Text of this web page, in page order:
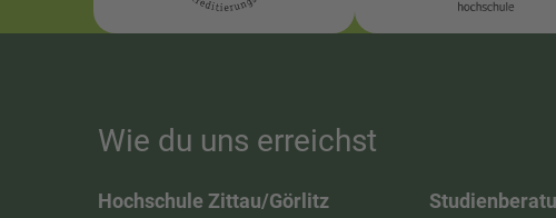
Wie du uns erreichst
Hochschule Zittau/Görlitz